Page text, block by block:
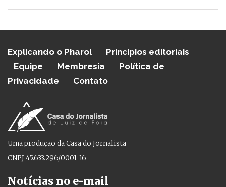
Explicando o Pharol
Princípios editoriais
Equipe
Membresia
Política de
Privacidade
Contato
Uma produção da Casa do Jornalista
CNPJ 45.633.296/0001-16
Notícias no e-mail